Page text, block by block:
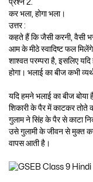
प्रश्न 2.
कर भला, होगा भला।
उत्तर :
कहते हैं कि जैसी करनी, वैसी
आम के मीठे स्वादिष्ट फल
शाश्वत परम्परा है, इसलिए
होगा। भलाई का बीज कभी
यदि हमने भलाई का बीज
शिकारी के पैर में काटकर तोते
गुलाम ने सिंह के पैर से काटा
उसे गुलामी के जीवन से मुक्त
वापस आती है।